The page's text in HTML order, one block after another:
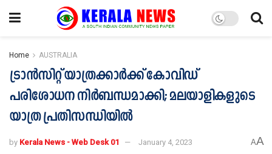
Home AUSTRALIA
ട്രാന്‍സിറ്റ് യാത്രക്കാര്‍ക്ക് കോവിഡ്
പരിശോധന നിര്‍ബന്ധമാക്കി; മലയാളികളുടെ
യാത്ര പ്രതിസന്ധിയില്‍
by Kerala News - Web Desk 01 January 4, 2023 AA